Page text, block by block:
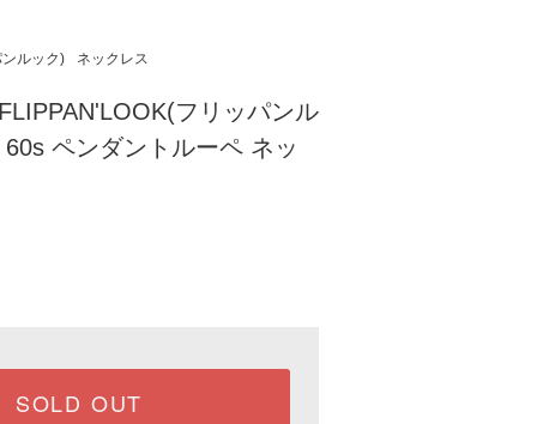
ルック) ネックレス
フリッパンル
ペンダントルーペ ネッ
SOLD OUT